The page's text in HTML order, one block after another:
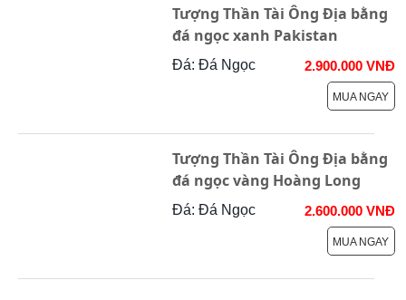
Tượng Thần Tài Ông Địa bằng
đá ngọc xanh Pakistan
Đá: Đá Ngọc 2.900.000 VNĐ
MUA NGAY
Tượng Thần Tài Ông Địa bằng
đá ngọc vàng Hoàng Long
Đá: Đá Ngọc 2.600.000 VNĐ
MUA NGAY